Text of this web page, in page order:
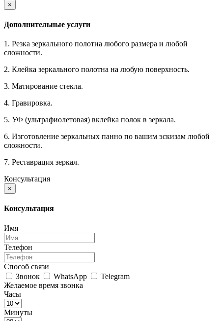
×
Дополнительные услуги
1. Резка зеркального полотна любого размера и любой
сложности.
2. Клейка зеркального полотна на любую поверхность.
3. Матирование стекла.
4. Гравировка.
5. УФ (ультрафиолетовая) вклейка полок в зеркала.
6. Изготовление зеркальных панно по вашим эскизам любой
сложности.
7. Реставрация зеркал.
Консультация
×
Консультация
Имя
Телефон
Способ связи
Звонок
WhatsApp
Telegram
Желаемое время звонка
Часы
Минуты